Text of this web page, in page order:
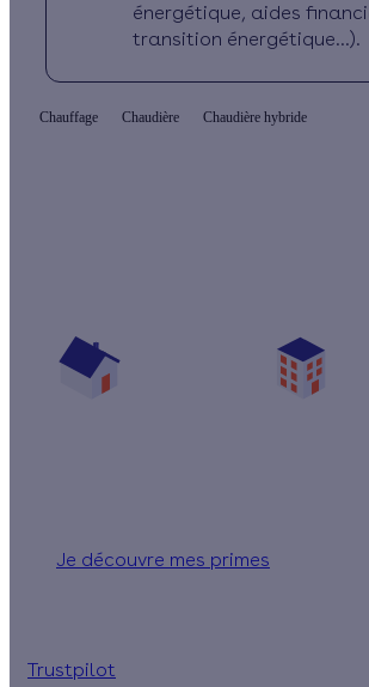
énergétique, aides
transition énergétique...).
Chauffage Chaudière Chaudière hybride
Je découvre mes primes
Trustpilot